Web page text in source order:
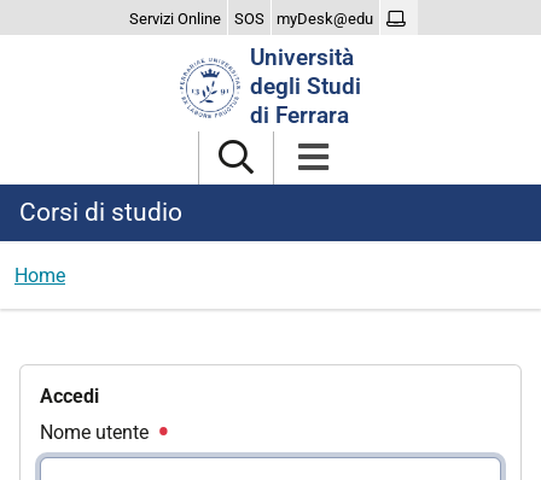
Servizi Online SOS myDesk@edu
Università
degli Studi
di Ferrara
Corsi di studio
Home
Accedi
Nome utente